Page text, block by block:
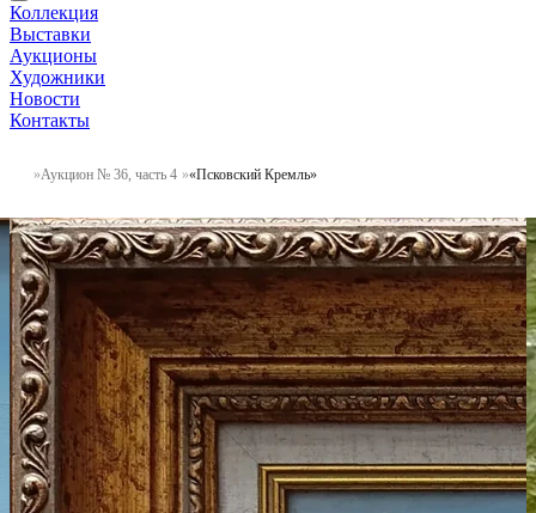
Коллекция
Выставки
Аукционы
Художники
Новости
Контакты
Аукцион № 36, часть 4 «Псковский Кремль»